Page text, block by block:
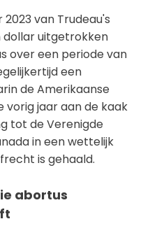
van Trudeau's
dollar uitgetrokken
over een periode van
een
de Amerikaanse
vorig jaar aan de kaak
tot de Verenigde
in een wettelijk
is gehaald.
abortus